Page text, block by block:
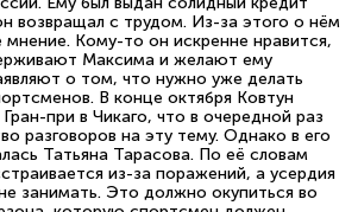
возвращал с трудом. Из-за этого о нём
Кому-то он искренне нравится,
Максима и желают ему
о том, что нужно уже делать
В конце октября Ковтун
при в Чикаго, что в очередной раз
разговоров на эту тему. Однако в его
Татьяна Тарасова. По её словам
из-за поражений, а усердия
занимать. Это должно окупиться во